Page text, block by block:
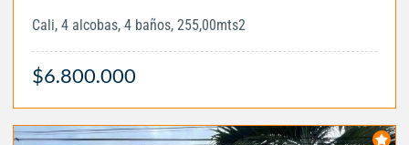
Cali, 4 alcobas, 4 baños, 255,00mts2
$6.800.000